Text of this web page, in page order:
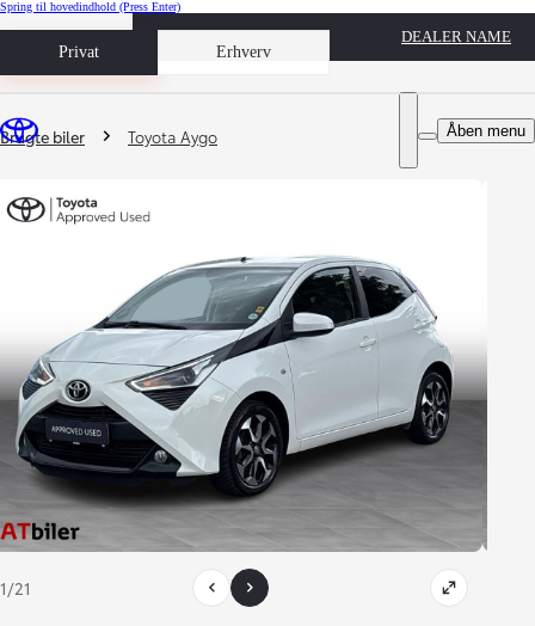
Spring til hovedindhold (Press Enter)
Privat Erhverv
Book prøvetur
DEALER NAME
Åben menu
Du er her
Brugte biler Toyota Aygo
1/21